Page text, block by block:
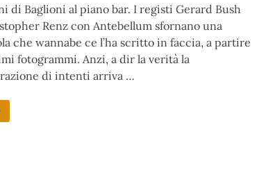
di Baglioni al piano bar. I registi Gerard Bush
Renz con Antebellum sfornano una
che wannabe ce l’ha scritto in faccia, a partire
fotogrammi. Anzi, a dir la verità la
di intenti arriva …